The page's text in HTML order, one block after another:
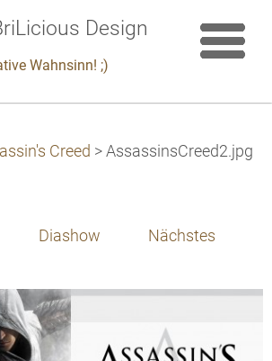
Wahnsinn! ;)
Creed > AssassinsCreed2.jpg
Diashow Nächstes